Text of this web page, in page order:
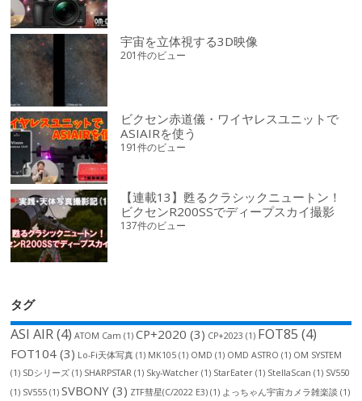
宇宙を立体視する3D映像
201件のビュー
ビクセン赤道儀・ワイヤレスユニットで
ASIAIRを使う
191件のビュー
【連載13】甦るクラシックニュートン！
ビクセンR200SSでディープスカイ撮影
137件のビュー
タグ
ASI AIR(4) ATOM Cam (1) CP+2020 (3) CP+2023 (1) FOT85 (4)
FOT104 (3) Lo-Fi天体写真 (1) MK105 (1) OMD (1) OMD ASTRO (1) OM SYSTEM
(1) SDシリーズ (1) SHARPSTAR (1) Sky-Watcher (1) StarEater (1) StellaScan (1) SV550
(1) SV555 (1) SVBONY (3) ZTF彗星(C/2022 E3) (1) よっちゃん宇宙カメラ雑楽談 (1)